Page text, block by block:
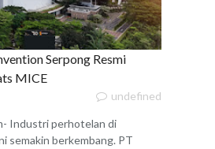
Serpong Resmi
MICE
undefined
Industri perhotelan di
semakin berkembang. PT